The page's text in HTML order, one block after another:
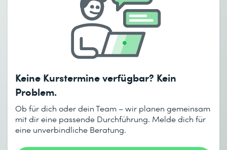
Ich habe dieDatenschutzbestimmungen zur Kenntnis
genommen.
Absenden
Anzahl Teilnehmende * Gewünschter Kursort *
Gewünschtes Startdatum (DD.MM.YYYY) *
Gewünschtes Enddatum (DD.MM.YYYY) *
Keine Kurstermine verfügbar? Kein
Problem.
Ob für dich oder dein Team – wir planen gemeinsam
mit dir eine passende Durchführung. Melde dich für
eine unverbindliche Beratung.